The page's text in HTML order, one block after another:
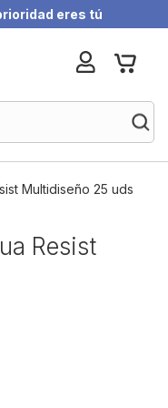
eres tú
My
Multidiseño 25 uds
Resist